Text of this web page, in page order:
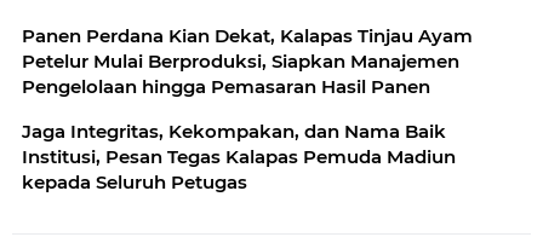
Panen Perdana Kian Dekat, Kalapas Tinjau Ayam
Petelur Mulai Berproduksi, Siapkan Manajemen
Pengelolaan hingga Pemasaran Hasil Panen
Jaga Integritas, Kekompakan, dan Nama Baik
Institusi, Pesan Tegas Kalapas Pemuda Madiun
kepada Seluruh Petugas